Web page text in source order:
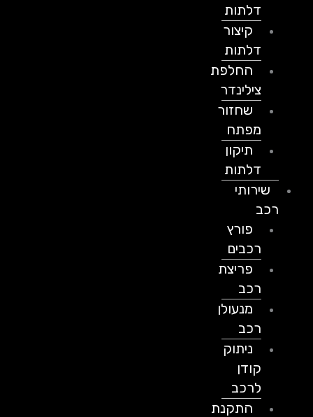
דלתות
קיצור
דלתות
החלפת
צילינדר
שחזור
מפתח
תיקון
דלתות
שירותי
פורץ
רכבים
פריצת
מנעולן
ניתוק
לרכב
התקנת